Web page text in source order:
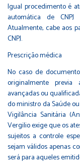
Igual procedimento é
automática de
Atualmente, cabe aos
CNPJ.
Prescrição médica
No caso de
originalmente previa
avançadas ou
do ministro da Saúde
Vigilância Sanitária
Vergilio exige que os
sujeitos a controle
sejam válidos apenas
será para aqueles